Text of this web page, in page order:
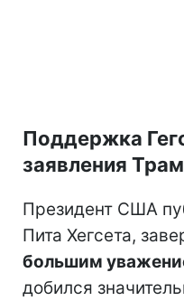
Поддержка
заявления
Президент США
Пита Хегсета,
большим
добился